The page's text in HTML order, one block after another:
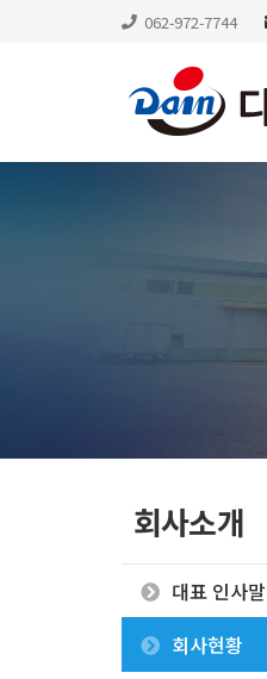
062-972-7744
회사소개
대표 인사말
회사현황